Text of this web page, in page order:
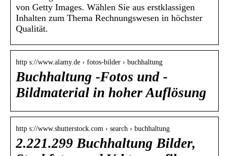
von Getty Images. Wählen Sie aus erstklassigen
Inhalten zum Thema Rechnungswesen in höchster
Qualität.
http s://www.alamy.de › fotos-bilder › buchhaltung
Buchhaltung -Fotos und -
Bildmaterial in hoher Auflösung
http s://www.shutterstock.com › search › buchhaltung
2.221.299 Buchhaltung Bilder,